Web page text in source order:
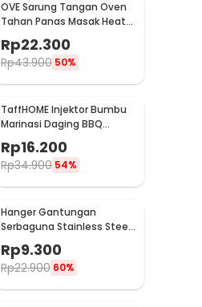
OVE Sarung Tangan Oven
Tahan Panas Masak Heat
Resistant Gloves - 540F
Rp22.300
Rp43.900 50%
TaffHOME Injektor Bumbu
Marinasi Daging BBQ
Seasoning Injector - HC117
Rp16.200
Rp34.900 54%
Hanger Gantungan
Serbaguna Stainless Steel
10 PCS - M127105
Rp9.300
Rp22.900 60%